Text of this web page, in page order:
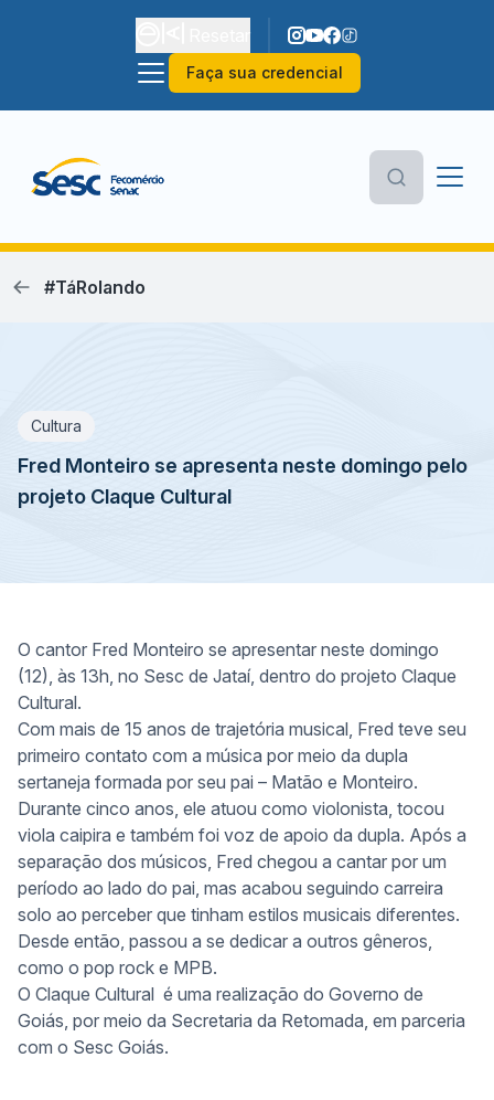
Faça sua credencial
#TáRolando
Cultura
Fred Monteiro se apresenta neste domingo pelo
projeto Claque Cultural
O cantor Fred Monteiro se apresentar neste domingo
(12), às 13h, no Sesc de Jataí, dentro do projeto Claque
Cultural.
Com mais de 15 anos de trajetória musical, Fred teve seu
primeiro contato com a música por meio da dupla
sertaneja formada por seu pai – Matão e Monteiro.
Durante cinco anos, ele atuou como violonista, tocou
viola caipira e também foi voz de apoio da dupla. Após a
separação dos músicos, Fred chegou a cantar por um
período ao lado do pai, mas acabou seguindo carreira
solo ao perceber que tinham estilos musicais diferentes.
Desde então, passou a se dedicar a outros gêneros,
como o pop rock e MPB.
O Claque Cultural é uma realização do Governo de
Goiás, por meio da Secretaria da Retomada, em parceria
com o Sesc Goiás.